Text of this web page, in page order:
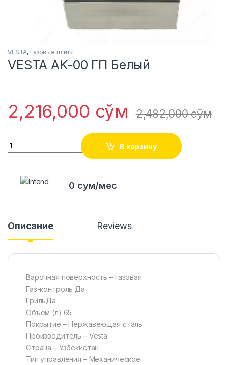
VESTA, Газовые плиты
VESTA AK-00 ГП Белый
2,216,000 сўм 2,482,000сўм
Quantity
В корзину
0 сум/мес
Описание Reviews
Варочная поверхность – газовая
Газ-контроль Да
ГрильДа
Объем (л) 65
Покрытие – Нержавеющая сталь
Производитель – Vesta
Страна – Узбекистан
Тип управления – Механическое